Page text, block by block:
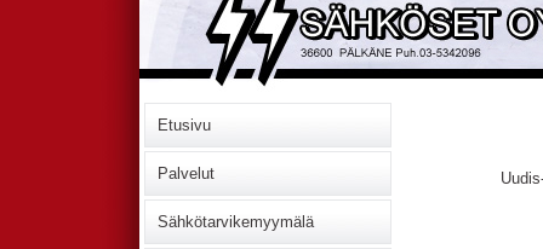
Etusivu
Palvelut
Sähkötarvikemyymälä